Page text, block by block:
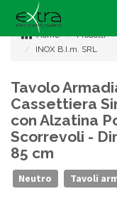
Home Prodotti
INOX B.I.m. SRL
Tavolo
Cassettiera
con Alzatina
Scorrevoli -
85 cm
Neutro Tavoli